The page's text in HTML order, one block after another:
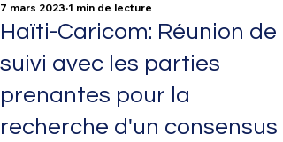
Haïti-Caricom: Réunion de
suivi avec les parties
prenantes pour la
recherche d'un consensus
7 mars 2023 1 min de lecture